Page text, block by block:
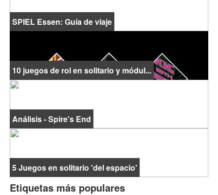
SPIEL Essen: Guía de viaje
10 juegos de rol en solitario y módul...
Análisis - Spire's End
5 Juegos en solitario 'del espacio'
Etiquetas más populares